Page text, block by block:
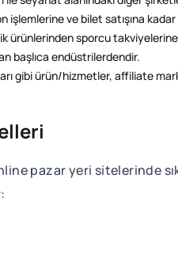
ve bilet satışına
ürünlerinden sporcu
başlıca endüstrilerdendir.
gibi ürün/hizmetler, affiliate
pazar yeri sitelerinde